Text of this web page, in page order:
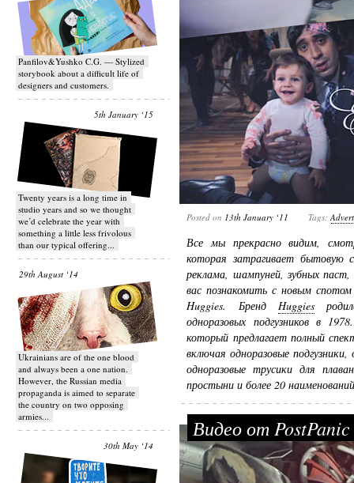
Panfilov&Yushko C.G. — Stylized
storybook about a difficult life of
designers and customers.
5th January ‘15
Twenty years is a long time in
studio years and so we thought
we’d celebrate the year with
something a little less frivolous
than our typical offering...
29th August ‘14
Ukrainians are of the one blood
and always been a one nation.
However, the Russian media
propaganda is aimed to separate
the country on two opposing
armies...
30th May ‘14
Posted on 13th January ‘11 Tags:
Все мы прекрасно видим,
которая затрагивает бытовую
реклама, шампуней, зубных
вас познакомить с новым
Huggies. Бренд Huggies
одноразовых подгузников в
который предлагает полный
включая одноразовые
одноразовые трусики для
простыни и более 20
Видео от PostPanic